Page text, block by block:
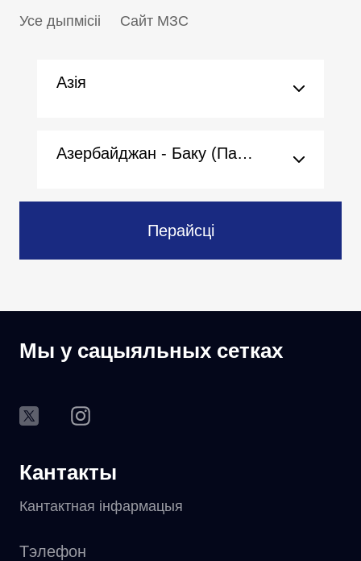
Усе дыпмісіі Сайт МЗС
Азія
Азербайджан - Баку (Пасольства)
Перайсці
Мы у сацыяльных сетках
Кантакты
Кантактная інфармацыя
Тэлефон